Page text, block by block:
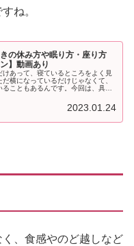
ね。
の休み方や眠り方・座り方
】動画あり
あって、寝ているところをよく見
横になっているだけじゃなくて、
こともあるんです。今回は、具合
2023.01.24
、食感やのど越しなど